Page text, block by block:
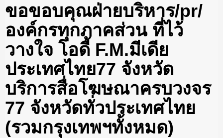
ขอขอบคุณฝ่ายบริหาร/pr/
องค์กรทุกภาคส่วน ที่ไว้
วางใจ โอดี้ F.M.มีเดีย
ประเทศไทย77 จังหวัด
บริการสื่อโฆษณาครบวงจร
77 จังหวัดทั่วประเทศไทย
(รวมกรุงเทพฯทั้งหมด)